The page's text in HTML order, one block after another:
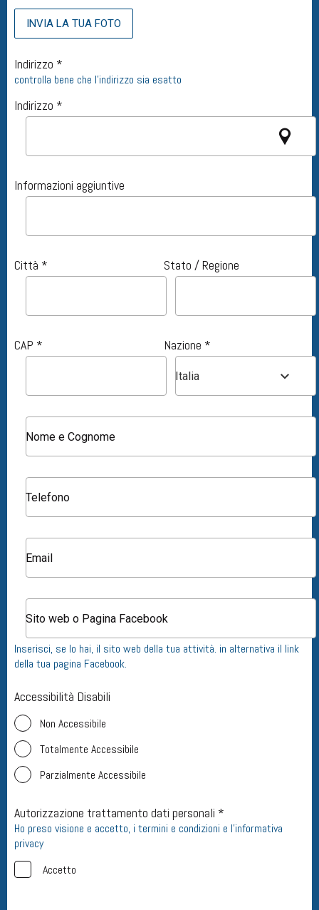
INVIA LA TUA FOTO
Indirizzo *
controlla bene che l'indirizzo sia esatto
Indirizzo *
Informazioni aggiuntive
Città * Stato / Regione
CAP * Nazione *
Italia
Inserisci, se lo hai, il sito web della tua attività. in alternativa il link
della tua pagina Facebook.
Accessibilità Disabili
Non Accessibile
Totalmente Accessibile
Parzialmente Accessibile
Autorizzazione trattamento dati personali *
Ho preso visione e accetto, i termini e condizioni e l'informativa
privacy
Accetto